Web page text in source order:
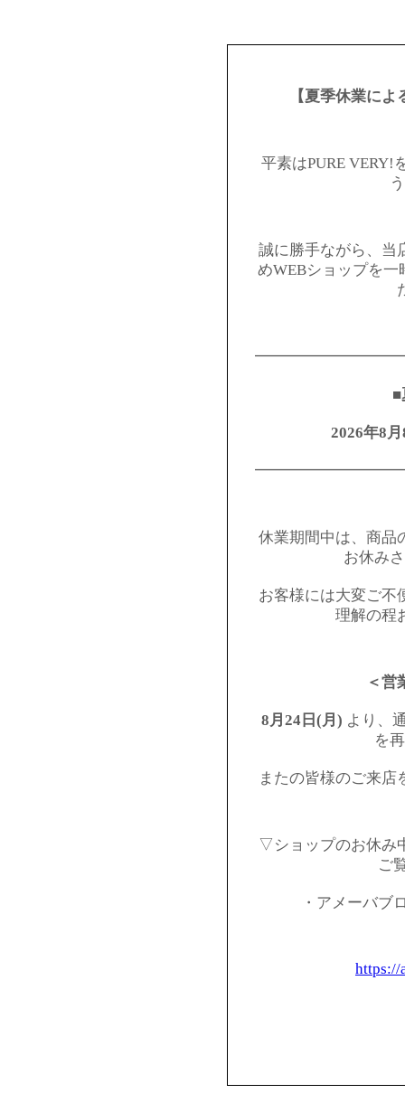
【夏季休業に
平素はPURE VERY!
誠に勝手ながら、当
めWEBショップを
■
2026年8
休業期間中は、商品
お休み
お客様には大変ご不
理解の程
＜営
8月24日(月) より、
を
またの皆様のご来店
▽ショップのお休み
ご
・アメーバブ
https://